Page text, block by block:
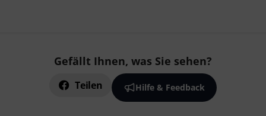
Gefällt Ihnen, was Sie sehen?
Teilen Hilfe & Feedback